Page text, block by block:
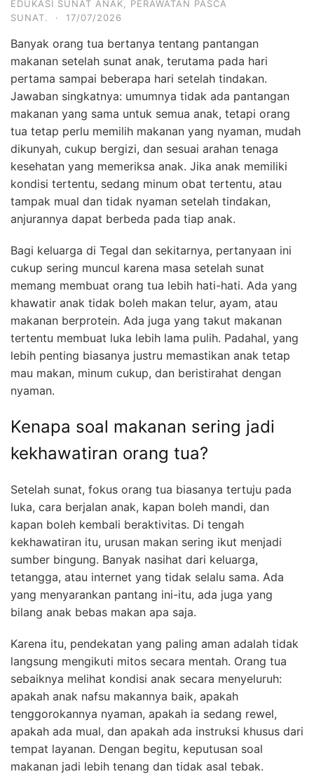
EDUKASI SUNAT ANAK
PERAWATAN PASCA
SUNAT.
· 17/07/2026
Banyak orang tua bertanya tentang pantangan
makanan setelah sunat anak, terutama pada hari
pertama sampai beberapa hari setelah tindakan.
Jawaban singkatnya: umumnya tidak ada pantangan
makanan yang sama untuk semua anak, tetapi orang
tua tetap perlu memilih makanan yang nyaman, mudah
dikunyah, cukup bergizi, dan sesuai arahan tenaga
kesehatan yang memeriksa anak. Jika anak memiliki
kondisi tertentu, sedang minum obat tertentu, atau
tampak mual dan tidak nyaman setelah tindakan,
anjurannya dapat berbeda pada tiap anak.
Bagi keluarga di Tegal dan sekitarnya, pertanyaan ini
cukup sering muncul karena masa setelah sunat
memang membuat orang tua lebih hati-hati. Ada yang
khawatir anak tidak boleh makan telur, ayam, atau
makanan berprotein. Ada juga yang takut makanan
tertentu membuat luka lebih lama pulih. Padahal, yang
lebih penting biasanya justru memastikan anak tetap
mau makan, minum cukup, dan beristirahat dengan
nyaman.
Kenapa soal makanan sering jadi
kekhawatiran orang tua?
Setelah sunat, fokus orang tua biasanya tertuju pada
luka, cara berjalan anak, kapan boleh mandi, dan
kapan boleh kembali beraktivitas. Di tengah
kekhawatiran itu, urusan makan sering ikut menjadi
sumber bingung. Banyak nasihat dari keluarga,
tetangga, atau internet yang tidak selalu sama. Ada
yang menyarankan pantang ini-itu, ada juga yang
bilang anak bebas makan apa saja.
Karena itu, pendekatan yang paling aman adalah tidak
langsung mengikuti mitos secara mentah. Orang tua
sebaiknya melihat kondisi anak secara menyeluruh:
apakah anak nafsu makannya baik, apakah
tenggorokannya nyaman, apakah ia sedang rewel,
apakah ada mual, dan apakah ada instruksi khusus dari
tempat layanan. Dengan begitu, keputusan soal
makanan jadi lebih tenang dan tidak asal tebak.